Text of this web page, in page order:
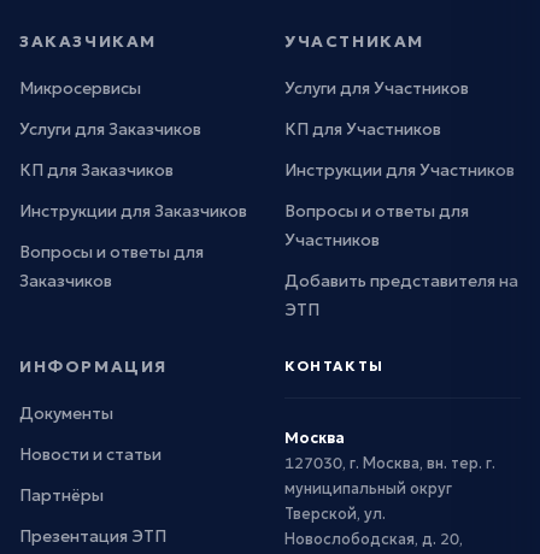
ЗАКАЗЧИКАМ
Микросервисы
Услуги для Заказчиков
КП для Заказчиков
Инструкции для Заказчиков
Вопросы и ответы для
Заказчиков
УЧАСТНИКАМ
Услуги для Участников
КП для Участников
Инструкции для Участников
Вопросы и ответы для
Участников
Добавить представителя на
ЭТП
ИНФОРМАЦИЯ
Документы
Новости и статьи
Партнёры
Презентация ЭТП
КОНТАКТЫ
Москва
127030, г. Москва, вн. тер. г.
муниципальный округ
Тверской, ул.
Новослободская, д. 20,